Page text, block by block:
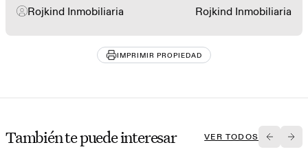
Rojkind Inmobiliaria Rojkind Inmobiliaria
IMPRIMIR PROPIEDAD
También te puede interesar VER TODOS